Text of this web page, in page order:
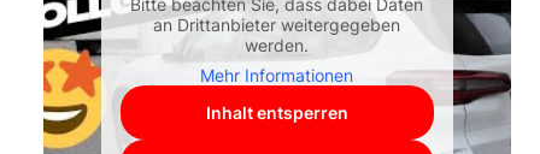
an Drittanbieter weitergegeben
werden.
Mehr Informationen
Inhalt entsperren